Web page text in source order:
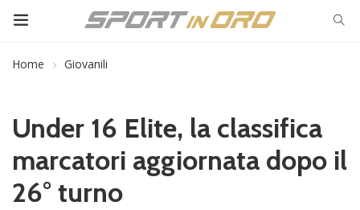
Home Giovanili
Under 16 Elite, la classifica
marcatori aggiornata dopo il
26° turno